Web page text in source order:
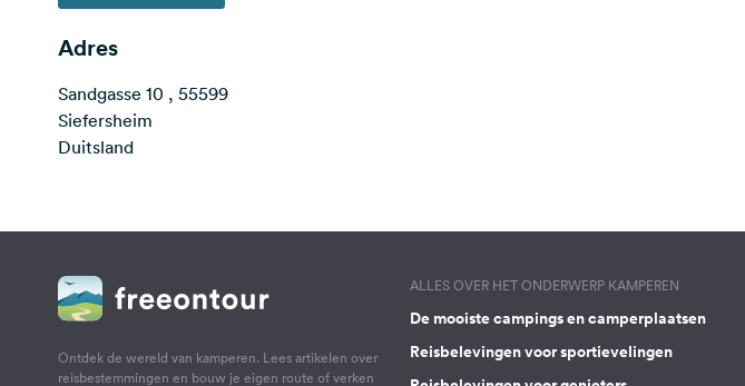
Adres
Sandgasse 10 , 55599
Siefersheim
Duitsland
Ontdek de wereld van kamperen. Lees artikelen over
reisbestemmingen en bouw je eigen route of verken
ALLES OVER HET ONDERWERP KAMPEREN
De mooiste campings en camperplaatsen
Reisbelevingen voor sportievelingen